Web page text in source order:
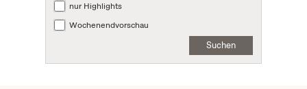
nur Highlights
Wochenendvorschau
Suchen